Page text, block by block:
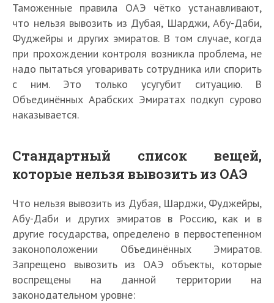
Таможенные правила ОАЭ чётко устанавливают,
что нельзя вывозить из Дубая, Шарджи, Абу-Даби,
Фуджейры и других эмиратов. В том случае, когда
при прохождении контроля возникла проблема, не
надо пытаться уговаривать сотрудника или спорить
с ним. Это только усугубит ситуацию. В
Объединённых Арабских Эмиратах подкуп сурово
наказывается.
Стандартный список вещей,
которые нельзя вывозить из ОАЭ
Что нельзя вывозить из Дубая, Шарджи, Фуджейры,
Абу-Даби и других эмиратов в Россию, как и в
другие государства, определено в первостепенном
законоположении Объединённых Эмиратов.
Запрещено вывозить из ОАЭ объекты, которые
воспрещены на данной территории на
законодательном уровне: